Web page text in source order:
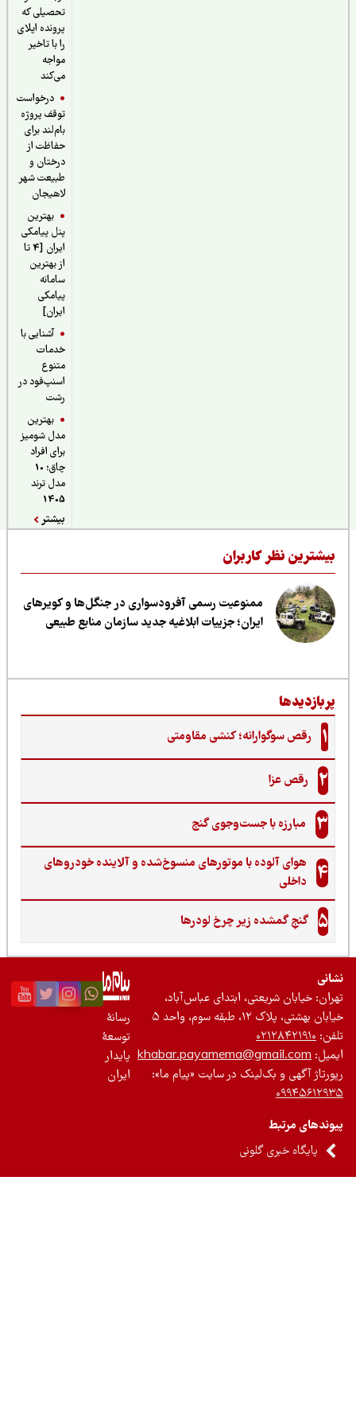
تحصیلی که
پرونده اپلای
را با تاخیر
درخواست
توقف پروژه
بام‌لند برای
حفاظت از
درختان و
طبیعت شهر
لاهیجان
بهترین
پنل پیامکی
ایران [4 تا
از بهترین
سامانه
پیامکی
آشنایی با
خدمات
اسنپ‌فود در
بهترین
مدل شومیز
برای افراد
چاق؛ 10
مدل ترند
نظر کاربران
ممنوعیت رسمی آفرودسواری در جنگل‌ها و کویرهای
ایران؛ جزییات ابلاغیه جدید سازمان منابع طبیعی
رقص سوگوارانه؛ کنشی مقاومتی
رقص عزا
مبارزه با جست‌وجوی گنج‌
هوای آلوده با موتورهای منسوخ‌شده و آلاینده خودروهای
داخلی
گنجِ گمشده زیر چرخ لودرها
خیابان شریعتی، ابتدای عباس‌آباد،
بهشتی، پلاک ۱۲، طبقه سوم، واحد ۵
۰۲۱۲۸۴۲۱۹۱۰
khabar.payamema@gmail.com
آگهی و بک‌لینک در سایت «پیام ما»:
مرتبط
پایگاه خبری گلونی
رسانۀ
توسعۀ
پایدار
ایران